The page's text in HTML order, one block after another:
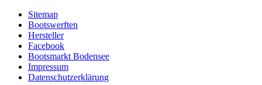
Sitemap
Bootswerften
Hersteller
Facebook
Bootsmarkt Bodensee
Impressum
Datenschutzerklärung